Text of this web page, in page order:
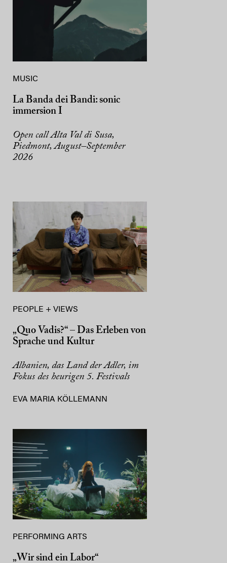
MUSIC
La Banda dei Bandi: sonic
immersion I
Open call Alta Val di Susa,
Piedmont, August–September
2026
PEOPLE + VIEWS
„Quo Vadis?“ – Das Erleben von
Sprache und Kultur
Albanien, das Land der Adler, im
Fokus des heurigen 5. Festivals
EVA MARIA KÖLLEMANN
PERFORMING ARTS
„Wir sind ein Labor“